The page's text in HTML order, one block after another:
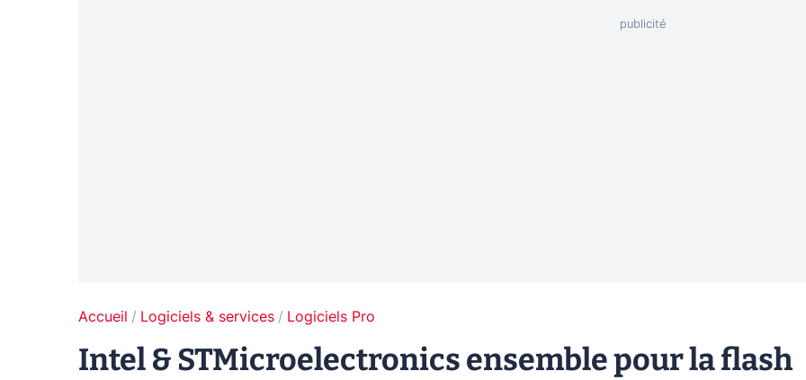
Accueil Logiciels & services Logiciels Pro
Intel & STMicroelectronics ensemble pour la flash